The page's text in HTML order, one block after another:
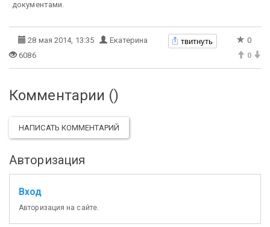
документами.
28 мая 2014, 13:35 Екатерина твитнуть
0
6086
0
Комментарии ()
НАПИСАТЬ КОММЕНТАРИЙ
Авторизация
Вход
Авторизация на сайте.